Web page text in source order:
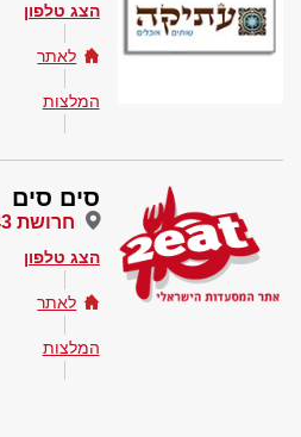
הצג טלפון
לאתר
המלצות
סים סים
חרושת 43, קרית ביאליק
הצג טלפון
לאתר
המלצות